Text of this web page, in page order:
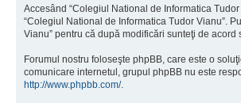
Accesând “Colegiul National de Informatica
“Colegiul National de Informatica Tudor Vianu”.
Vianu” pentru că după modificări sunteţi de
Forumul nostru foloseşte phpBB, care este o
comunicare internetul, grupul phpBB nu este
http://www.phpbb.com/.